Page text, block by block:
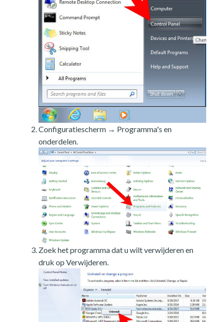
Configuratiescherm → Programma's en
onderdelen.
Zoek het programma dat u wilt verwijderen en
druk op Verwijderen.